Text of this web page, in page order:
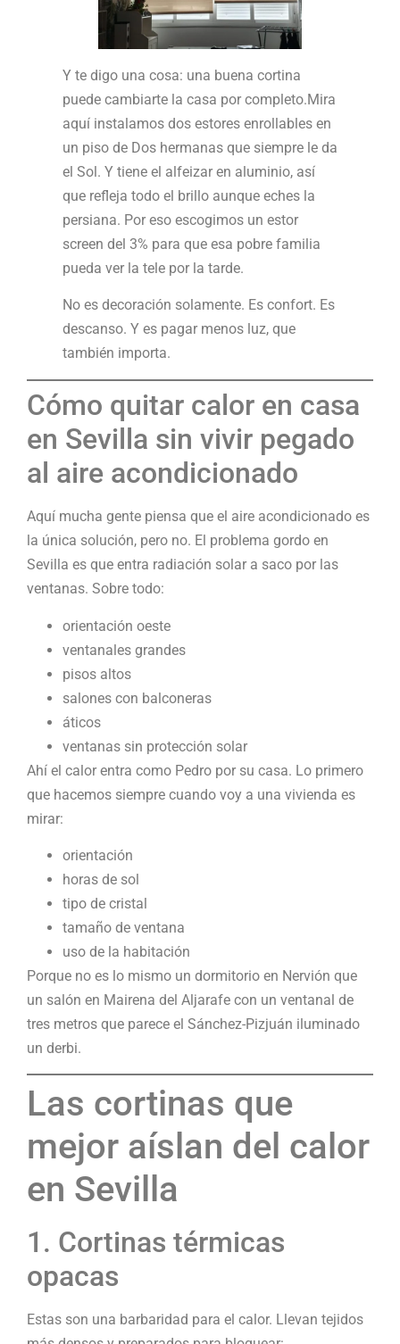
Y te digo una cosa: una buena cortina
puede cambiarte la casa por completo.Mira
aquí instalamos dos estores enrollables en
un piso de Dos hermanas que siempre le da
el Sol. Y tiene el alfeizar en aluminio, así
que refleja todo el brillo aunque eches la
persiana. Por eso escogimos un estor
screen del 3% para que esa pobre familia
pueda ver la tele por la tarde.
No es decoración solamente. Es confort. Es
descanso. Y es pagar menos luz, que
también importa.
Cómo quitar calor en casa
en Sevilla sin vivir pegado
al aire acondicionado
Aquí mucha gente piensa que el aire acondicionado es
la única solución, pero no. El problema gordo en
Sevilla es que entra radiación solar a saco por las
ventanas. Sobre todo:
orientación oeste
ventanales grandes
pisos altos
salones con balconeras
áticos
ventanas sin protección solar
Ahí el calor entra como Pedro por su casa. Lo primero
que hacemos siempre cuando voy a una vivienda es
mirar:
orientación
horas de sol
tipo de cristal
tamaño de ventana
uso de la habitación
Porque no es lo mismo un dormitorio en Nervión que
un salón en Mairena del Aljarafe con un ventanal de
tres metros que parece el Sánchez-Pizjuán iluminado
un derbi.
Las cortinas que
mejor aíslan del calor
en Sevilla
1. Cortinas térmicas
opacas
Estas son una barbaridad para el calor. Llevan tejidos